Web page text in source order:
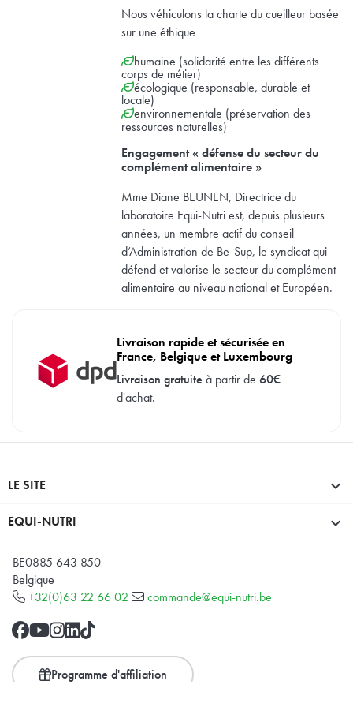
Nous véhiculons la charte du cueilleur basée
sur une éthique
humaine (solidarité entre les différents
corps de métier)
écologique (responsable, durable et
locale)
environnementale (préservation des
ressources naturelles)
Engagement « défense du secteur du
complément alimentaire »
Mme Diane BEUNEN, Directrice du
laboratoire Equi-Nutri est, depuis plusieurs
années, un membre actif du conseil
d’Administration de Be-Sup, le syndicat qui
défend et valorise le secteur du complément
alimentaire au niveau national et Européen.
Livraison rapide et sécurisée en
France, Belgique et Luxembourg
Livraison gratuite à partir de 60€
d'achat.
LE SITE 
EQUI-NUTRI 
BE0885 643 850
Belgique
+32(0)63 22 66 02
commande@equi-nutri.be
Programme d'affiliation